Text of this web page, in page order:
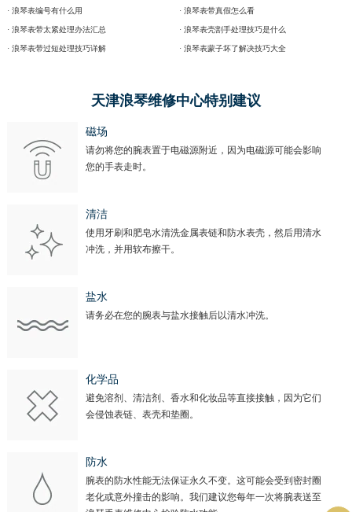
· 浪琴表编号有什么用
· 浪琴表带太紧处理办法汇总
· 浪琴表带过短处理技巧详解
· 浪琴表带真假怎么看
· 浪琴表壳割手处理技巧是什么
· 浪琴表蒙子坏了解决技巧大全
天津浪琴维修中心特别建议
磁场
请勿将您的腕表置于电磁源附近，因为电磁源可能会影响
您的手表走时。
清洁
使用牙刷和肥皂水清洗金属表链和防水表壳，然后用清水
冲洗，并用软布擦干。
盐水
请务必在您的腕表与盐水接触后以清水冲洗。
化学品
避免溶剂、清洁剂、香水和化妆品等直接接触，因为它们
会侵蚀表链、表壳和垫圈。
防水
腕表的防水性能无法保证永久不变。这可能会受到密封圈
老化或意外撞击的影响。我们建议您每年一次将腕表送至